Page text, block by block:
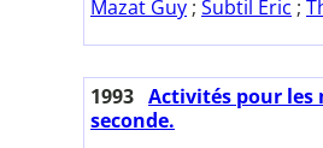
Mazat Guy ; Subtil Eric ;
1993 Activités pour les
seconde.